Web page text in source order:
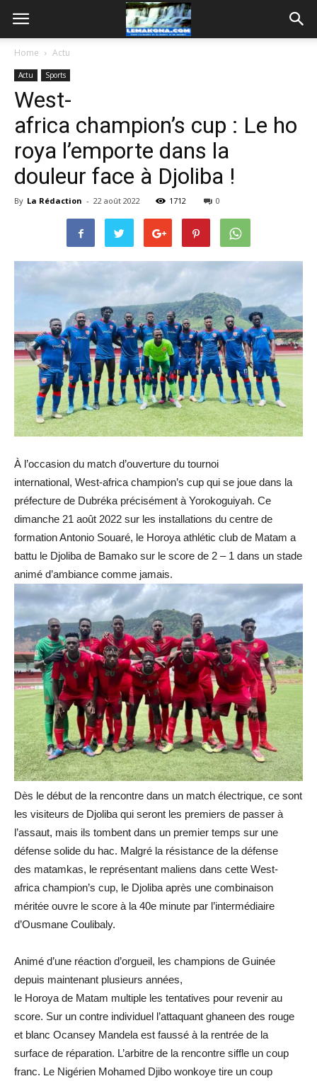
Home Actu
Actu Sports
West-
africa champion’s cup : Le ho
roya l’emporte dans la
douleur face à Djoliba !
By La Rédaction - 22 août 2022 1712 0
À l’occasion du match d’ouverture du tournoi
international, West-africa champion’s cup qui se joue dans la
préfecture de Dubréka précisément à Yorokoguiyah. Ce
dimanche 21 août 2022 sur les installations du centre de
formation Antonio Souaré, le Horoya athlétic club de Matam a
battu le Djoliba de Bamako sur le score de 2 – 1 dans un stade
animé d’ambiance comme jamais.
Dès le début de la rencontre dans un match électrique, ce sont
les visiteurs de Djoliba qui seront les premiers de passer à
l’assaut, mais ils tombent dans un premier temps sur une
défense solide du hac. Malgré la résistance de la défense
des matamkas, le représentant maliens dans cette West-
africa champion’s cup, le Djoliba après une combinaison
méritée ouvre le score à la 40e minute par l’intermédiaire
d’Ousmane Coulibaly.
Animé d’une réaction d’orgueil, les champions de Guinée
depuis maintenant plusieurs années,
le Horoya de Matam multiple les tentatives pour revenir au
score. Sur un contre individuel l’attaquant ghaneen des rouge
et blanc Ocansey Mandela est faussé à la rentrée de la
surface de réparation. L’arbitre de la rencontre siffle un coup
franc. Le Nigérien Mohamed Djibo wonkoye tire un coup